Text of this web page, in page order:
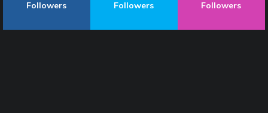
Followers
Followers
Followers